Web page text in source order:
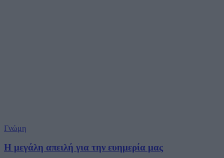
Γνώμη
Η μεγάλη απειλή για την ευημερία μας